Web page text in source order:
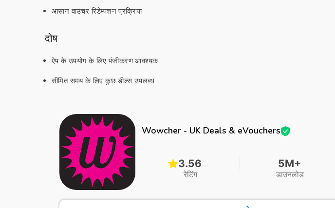
आसान वाउचर रिडेम्पशन प्रक्रिया
दोष
ऐप के उपयोग के लिए पंजीकरण आवश्यक
सीमित समय के लिए कुछ डील्स उपलब्ध
Wowcher - UK Deals & eVouchers
3.56
रेटिंग
5M+
डाउनलोड